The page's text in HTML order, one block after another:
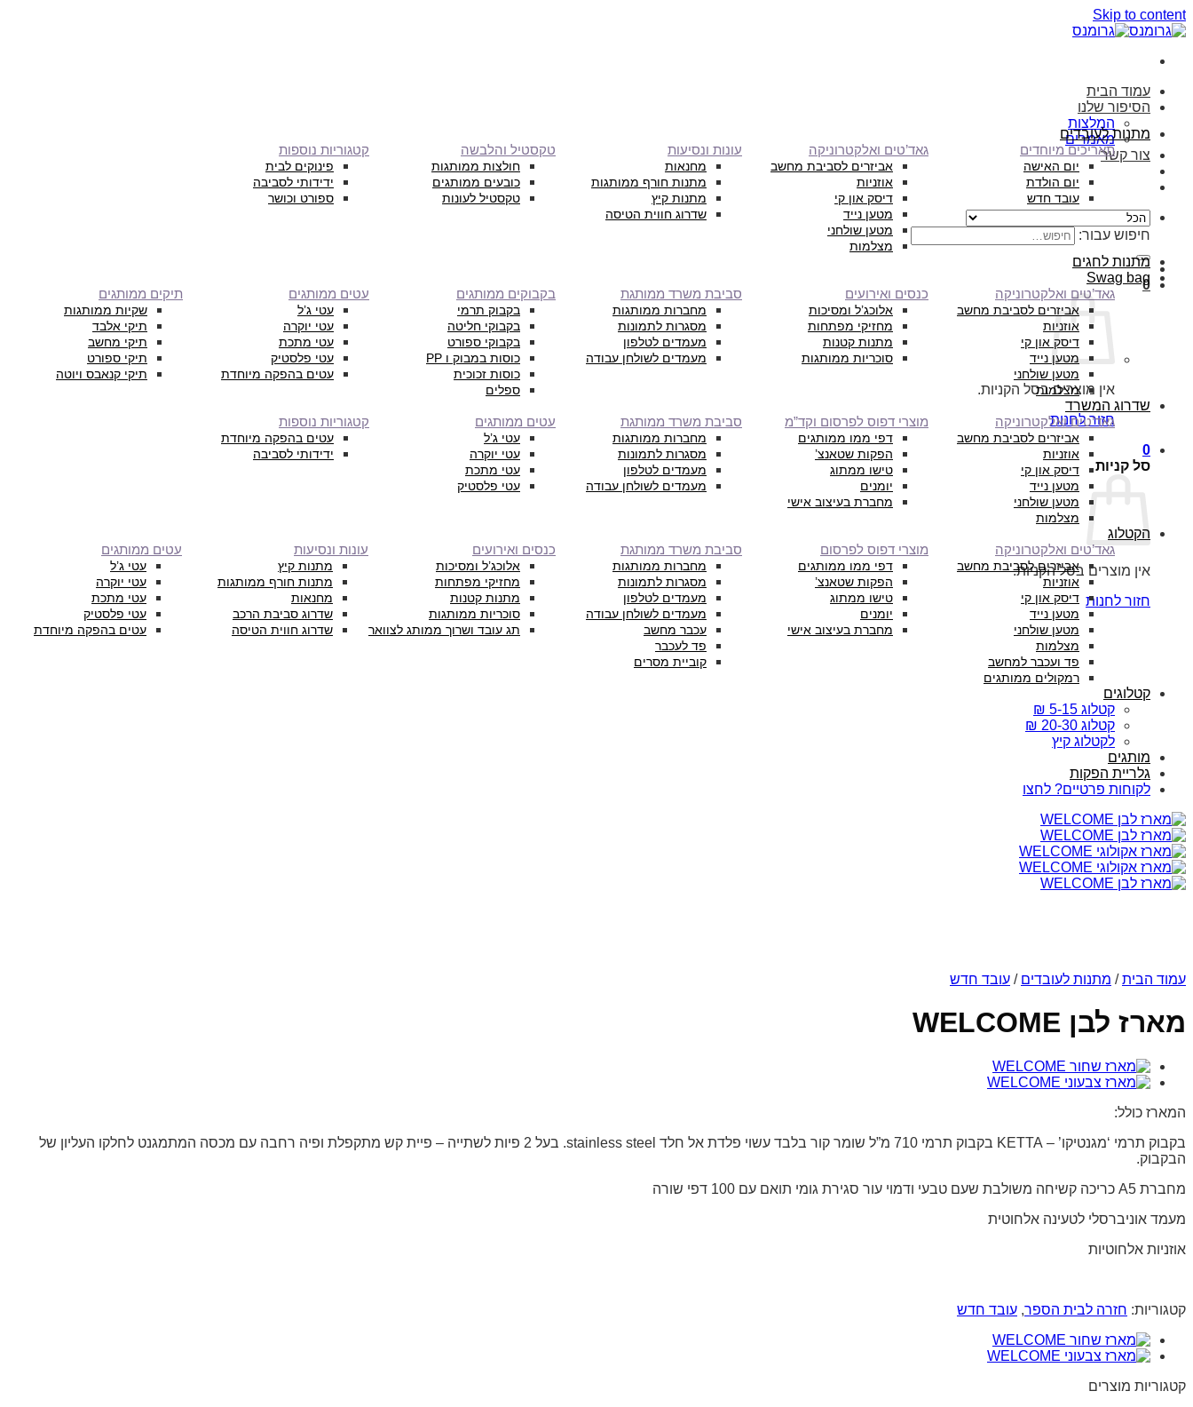
Skip to content
עמוד הבית
הסיפור שלנו
המלצות
מאמרים
צור קשר
חיפוש עבור:
0
אין מוצרים בסל הקניות.
חזור לחנות
0
סל קניות
אין מוצרים בסל הקניות.
חזור לחנות
מתנות לעובדים
תאריכים מיוחדים
יום האישה
יום הולדת
עובד חדש
גאד’טים ואלקטרוניקה
אביזרים לסביבת מחשב
אוזניות
דיסק און קי
מטען נייד
מטען שולחני
מצלמות
עונות ונסיעות
מחנאות
מתנות חורף ממותגות
מתנות קיץ
שדרוג חווית הטיסה
טקסטיל והלבשה
חולצות ממותגות
כובעים ממותגים
טקסטיל לעונות
קטגוריות נוספות
פינוקים לבית
ידידותי לסביבה
ספורט וכושר
מתנות לחגים
Swag bag
גאד’טים ואלקטרוניקה
אביזרים לסביבת מחשב
אוזניות
דיסק און קי
מטען נייד
מטען שולחני
מצלמות
כנסים ואירועים
אלוכג’ל ומסיכות
מחזיקי מפתחות
מתנות קטנות
סוכריות ממותגות
סביבת משרד ממותגת
מחברות ממותגות
מסגרות לתמונות
מעמדים לטלפון
מעמדים לשולחן עבודה
בקבוקים ממותגים
בקבוק תרמי
בקבוקי חליטה
בקבוקי ספורט
כוסות במבוק ו PP
כוסות זכוכית
ספלים
עטים ממותגים
עטי ג’ל
עטי יוקרה
עטי מתכת
עטי פלסטיק
עטים בהפקה מיוחדת
תיקים ממותגים
שקיות ממותגות
תיקי אלבד
תיקי מחשב
תיקי ספורט
תיקי קנאבס ויוטה
שדרוג המשרד
גאד’טים ואלקטרוניקה
אביזרים לסביבת מחשב
אוזניות
דיסק און קי
מטען נייד
מטען שולחני
מצלמות
מוצרי דפוס לפרסום וקד”מ
דפי ממו ממותגים
הפקות שטאנצ’
טישו ממתוג
יומנים
מחברת בעיצוב אישי
סביבת משרד ממותגת
מחברות ממותגות
מסגרות לתמונות
מעמדים לטלפון
מעמדים לשולחן עבודה
עטים ממותגים
עטי ג’ל
עטי יוקרה
עטי מתכת
עטי פלסטיק
קטגוריות נוספות
עטים בהפקה מיוחדת
ידידותי לסביבה
הקטלוג
גאד’טים ואלקטרוניקה
אביזרים לסביבת מחשב
אוזניות
דיסק און קי
מטען נייד
מטען שולחני
מצלמות
פד ועכבר למחשב
רמקולים ממותגים
מוצרי דפוס לפרסום
דפי ממו ממותגים
הפקות שטאנצ’
טישו ממתוג
יומנים
מחברת בעיצוב אישי
סביבת משרד ממותגת
מחברות ממותגות
מסגרות לתמונות
מעמדים לטלפון
מעמדים לשולחן עבודה
עכבר מחשב
פד לעכבר
קוביית מסרים
כנסים ואירועים
אלוכג’ל ומסיכות
מחזיקי מפתחות
מתנות קטנות
סוכריות ממותגות
תג עובד ושרוך ממותג לצוואר
עונות ונסיעות
מתנות קיץ
מתנות חורף ממותגות
מחנאות
שדרוג סביבת הרכב
שדרוג חווית הטיסה
עטים ממותגים
עטי ג’ל
עטי יוקרה
עטי מתכת
עטי פלסטיק
עטים בהפקה מיוחדת
קטלוגים
קטלוג 5-15 ₪
קטלוג 20-30 ₪
לקטלוג קיץ
מותגים
גלריית הפקות
לקוחות פרטיים? לחצו
עמוד הבית / מתנות לעובדים / עובד חדש
מארז לבן WELCOME
המארז כולל:
בקבוק תרמי ‘מגנטיקו’ – KETTA בקבוק תרמי 710 מ”ל שומר קור בלבד עשוי פלדת אל חלד stainless steel. בעל 2 פיות לשתייה – פיית קש מתקפלת ופיה רחבה עם מכסה המתמגנט לחלקו העליון של
הבקבוק.
מחברת A5 כריכה קשיחה משולבת שעם טבעי ודמוי עור סגירת גומי תואם עם 100 דפי שורה
מעמד אוניברסלי לטעינה אלחוטית
אוזניות אלחוטיות
קטגוריות: חזרה לבית הספר, עובד חדש
קטגוריות מוצרים